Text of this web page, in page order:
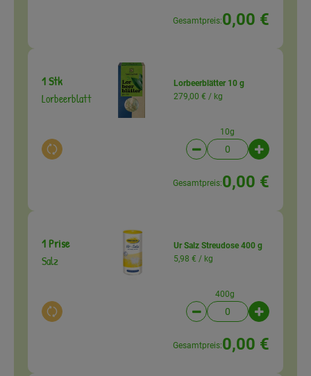
Gesamtpreis:0,00 €
1 Stk
Lorbeerblatt
Auswahl ändern
Lorbeerblätter 10 g
279,00 € / kg
10g
Artikelanzahl
Gesamtpreis:0,00 €
1 Prise
Salz
Auswahl ändern
Ur Salz Streudose 400 g
5,98 € / kg
400g
Artikelanzahl
Gesamtpreis:0,00 €